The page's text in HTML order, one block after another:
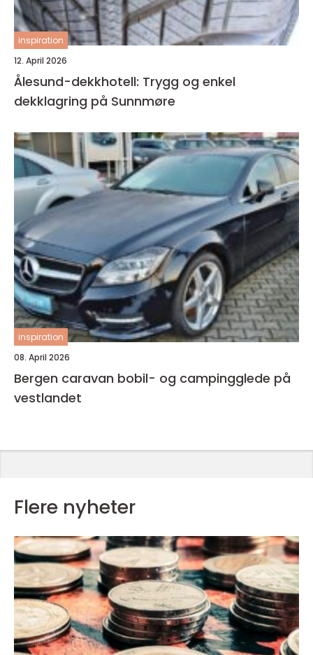
inspiration
12. April 2026
Ålesund-dekkhotell: Trygg og enkel
dekklagring på Sunnmøre
inspiration
08. April 2026
Bergen caravan bobil- og campingglede på
vestlandet
Flere nyheter